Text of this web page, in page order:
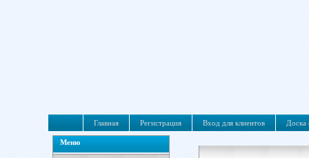
Главная Регистрация Вход для клиентов Доска
Меню